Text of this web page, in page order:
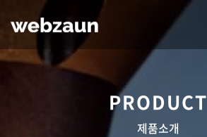
PRODUCT
제품소개